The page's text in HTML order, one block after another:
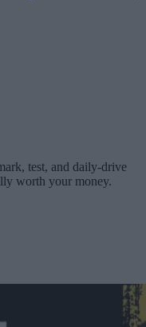
test, and daily-drive
worth your money.